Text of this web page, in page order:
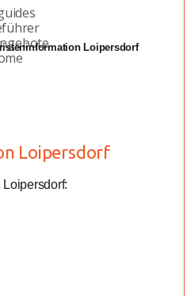
Loipersdorf
Loipersdorf